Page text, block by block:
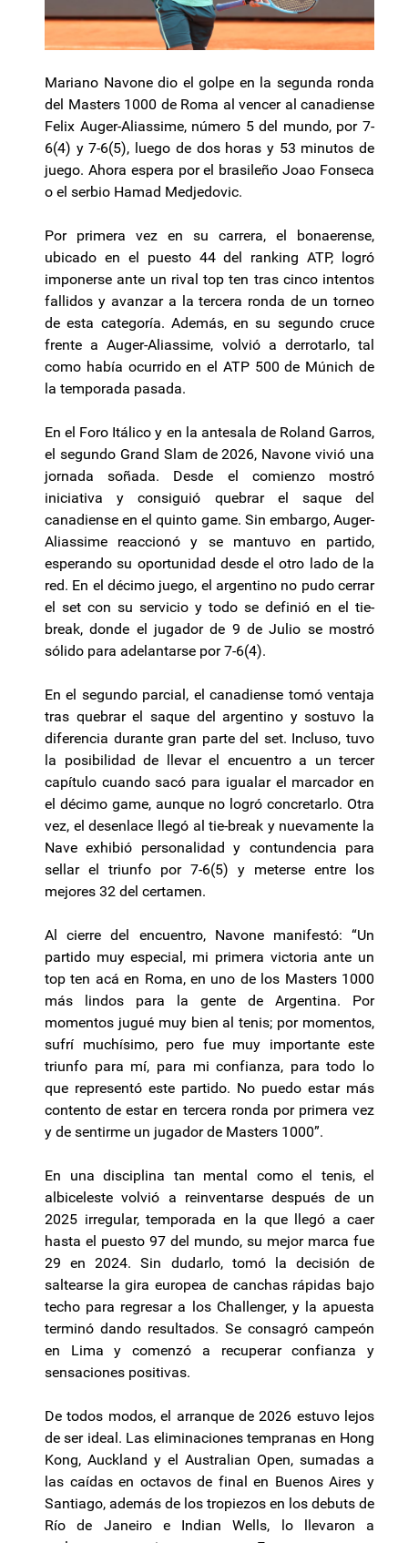
Mariano Navone dio el golpe en la segunda ronda
del Masters 1000 de Roma al vencer al canadiense
Felix Auger-Aliassime, número 5 del mundo, por 7-
6(4) y 7-6(5), luego de dos horas y 53 minutos de
juego. Ahora espera por el brasileño Joao Fonseca
o el serbio Hamad Medjedovic.
Por primera vez en su carrera, el bonaerense,
ubicado en el puesto 44 del ranking ATP, logró
imponerse ante un rival top ten tras cinco intentos
fallidos y avanzar a la tercera ronda de un torneo
de esta categoría. Además, en su segundo cruce
frente a Auger-Aliassime, volvió a derrotarlo, tal
como había ocurrido en el ATP 500 de Múnich de
la temporada pasada.
En el Foro Itálico y en la antesala de Roland Garros,
el segundo Grand Slam de 2026, Navone vivió una
jornada soñada. Desde el comienzo mostró
iniciativa y consiguió quebrar el saque del
canadiense en el quinto game. Sin embargo, Auger-
Aliassime reaccionó y se mantuvo en partido,
esperando su oportunidad desde el otro lado de la
red. En el décimo juego, el argentino no pudo cerrar
el set con su servicio y todo se definió en el tie-
break, donde el jugador de 9 de Julio se mostró
sólido para adelantarse por 7-6(4).
En el segundo parcial, el canadiense tomó ventaja
tras quebrar el saque del argentino y sostuvo la
diferencia durante gran parte del set. Incluso, tuvo
la posibilidad de llevar el encuentro a un tercer
capítulo cuando sacó para igualar el marcador en
el décimo game, aunque no logró concretarlo. Otra
vez, el desenlace llegó al tie-break y nuevamente la
Nave exhibió personalidad y contundencia para
sellar el triunfo por 7-6(5) y meterse entre los
mejores 32 del certamen.
Al cierre del encuentro, Navone manifestó: “Un
partido muy especial, mi primera victoria ante un
top ten acá en Roma, en uno de los Masters 1000
más lindos para la gente de Argentina. Por
momentos jugué muy bien al tenis; por momentos,
sufrí muchísimo, pero fue muy importante este
triunfo para mí, para mi confianza, para todo lo
que representó este partido. No puedo estar más
contento de estar en tercera ronda por primera vez
y de sentirme un jugador de Masters 1000”.
En una disciplina tan mental como el tenis, el
albiceleste volvió a reinventarse después de un
2025 irregular, temporada en la que llegó a caer
hasta el puesto 97 del mundo, su mejor marca fue
29 en 2024. Sin dudarlo, tomó la decisión de
saltearse la gira europea de canchas rápidas bajo
techo para regresar a los Challenger, y la apuesta
terminó dando resultados. Se consagró campeón
en Lima y comenzó a recuperar confianza y
sensaciones positivas.
De todos modos, el arranque de 2026 estuvo lejos
de ser ideal. Las eliminaciones tempranas en Hong
Kong, Auckland y el Australian Open, sumadas a
las caídas en octavos de final en Buenos Aires y
Santiago, además de los tropiezos en los debuts de
Río de Janeiro e Indian Wells, lo llevaron a